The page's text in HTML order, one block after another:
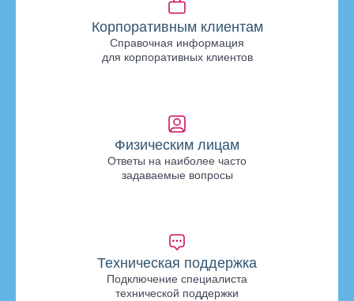
Корпоративным клиентам
Справочная информация
для корпоративных клиентов
Физическим лицам
Ответы на наиболее часто
задаваемые вопросы
Техническая поддержка
Подключение специалиста
технической поддержки